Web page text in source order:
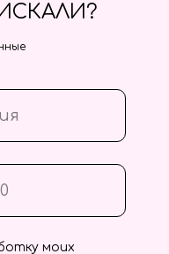
моих